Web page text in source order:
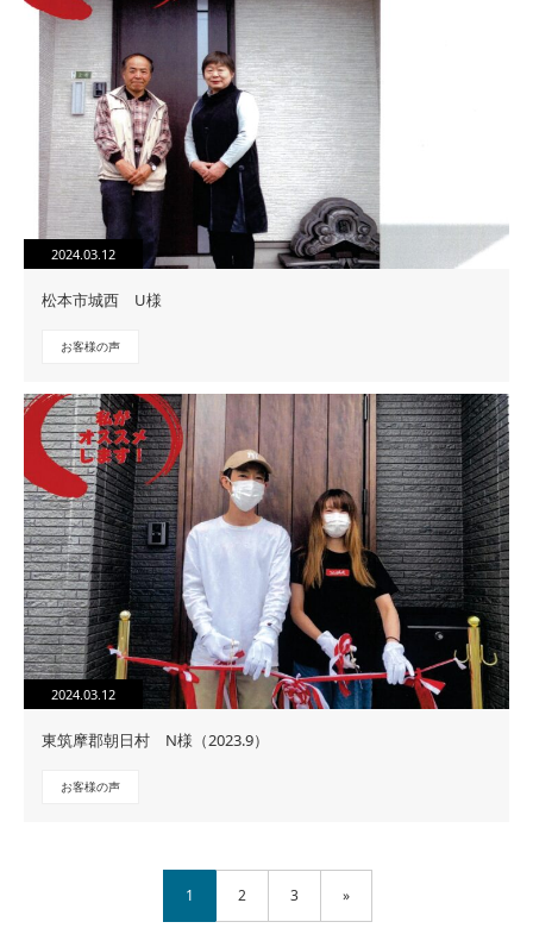
2024.03.12
松本市城西 U様
お客様の声
2024.03.12
東筑摩郡朝日村 N様（2023.9）
お客様の声
1 2 3 »